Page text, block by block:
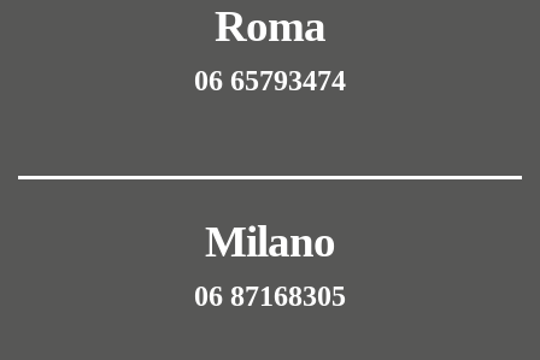
Roma
06 65793474
Milano
06 87168305